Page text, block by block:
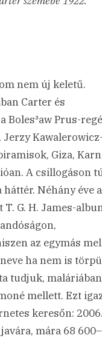
nem új keletű.
Carter és
Boles³aw Prus-
Jerzy
Giza,
A csillogáson
Néhány éve
G. H. James-
az egymás
ha nem is
tudjuk,
mellett. Ezt
keresőn:
mára 68